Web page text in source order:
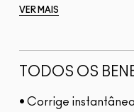
VER MAIS
TODOS OS
• Corrige